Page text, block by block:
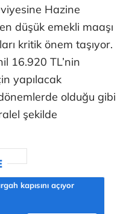
Hazine
düşük emekli maaşı
kritik önem taşıyor.
16.920 TL’nin
yapılacak
olduğu gibi
şekilde
kapısını açıyor